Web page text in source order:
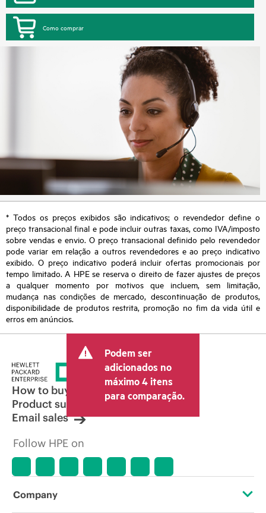
Como comprar
* Todos os preços exibidos são indicativos; o revendedor define o
preço transacional final e pode incluir outras taxas, como IVA/imposto
sobre vendas e envio. O preço transacional definido pelo revendedor
pode variar em relação a outros revendedores e ao preço indicativo
exibido. O preço indicativo poderá incluir ofertas promocionais por
tempo limitado. A HPE se reserva o direito de fazer ajustes de preços
a qualquer momento por motivos que incluem, sem limitação,
mudança nas condições de mercado, descontinuação de produtos,
disponibilidade de produtos restrita, promoção no fim da vida útil e
erros em anúncios.
Podem ser
adicionados no
máximo 4 itens
para comparação.
How to buy
Product support
Email sales
Follow HPE on
Company